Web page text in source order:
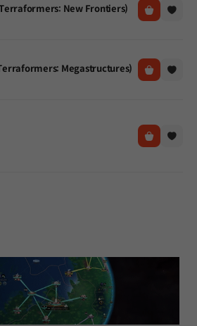
(Terraformers: New Frontiers)
(Terraformers: Megastructures)